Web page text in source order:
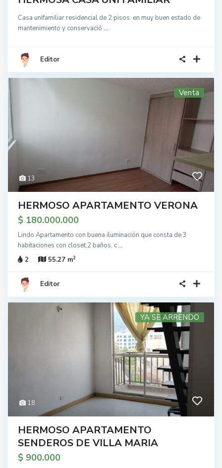
Casa unifamiliar residencial de 2 pisos. en muy buen estado de
mantenimiento y conservació ...
Editor
13
Venta
HERMOSO APARTAMENTO VERONA
$ 180.000.000
Lindo Apartamento con buena iluminación que consta de 3
habitaciones con closet,2 baños, c...
2
55.27 m2
Editor
18
YA SE ARRENDO
HERMOSO APARTAMENTO
SENDEROS DE VILLA MARIA
$ 900.000